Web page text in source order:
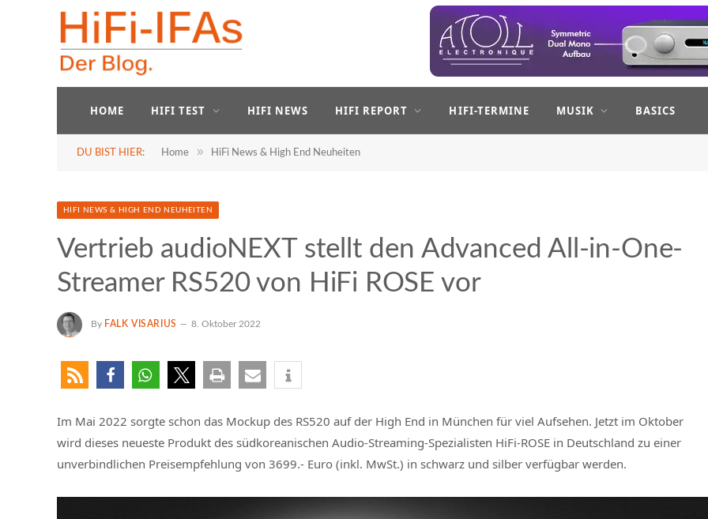
HOME HIFI TEST HIFI NEWS HIFI REPORT HIFI-TERMINE MUSIK BASICS
DU BIST HIER: Home » HiFi News & High End Neuheiten
HIFI NEWS & HIGH END NEUHEITEN
Vertrieb audioNEXT stellt den Advanced All-in-One-
Streamer RS520 von HiFi ROSE vor
By FALK VISARIUS 8. Oktober 2022
Im Mai 2022 sorgte schon das Mockup des RS520 auf der High End in München für viel Aufsehen. Jetzt im Oktober
wird dieses neueste Produkt des südkoreanischen Audio-Streaming-Spezialisten HiFi-ROSE in Deutschland zu einer
unverbindlichen Preisempfehlung von 3699.- Euro (inkl. MwSt.) in schwarz und silber verfügbar werden.